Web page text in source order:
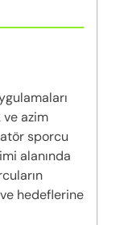
ve azim
sporcu
alanında
hedeflerine